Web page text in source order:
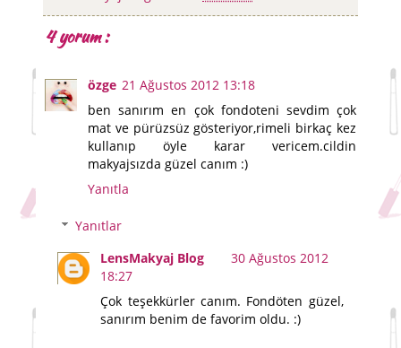
4 yorum :
özge 21 Ağustos 2012 13:18
ben sanırım en çok fondoteni sevdim çok
mat ve pürüzsüz gösteriyor,rimeli birkaç kez
kullanıp öyle karar vericem.cildin
makyajsızda güzel canım :)
Yanıtla
Yanıtlar
LensMakyaj Blog
30 Ağustos 2012
18:27
Çok teşekkürler canım. Fondöten güzel,
sanırım benim de favorim oldu. :)